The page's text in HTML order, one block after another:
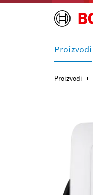
Proizvodi
Proizvodi